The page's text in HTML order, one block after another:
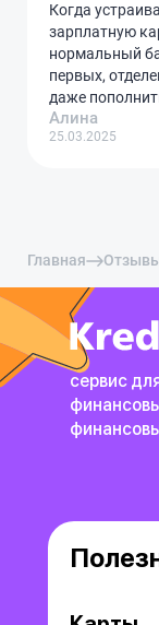
Когда
зарплатную
нормальный
первых,
даже
Алина
25.03.2025
Главная
сервис